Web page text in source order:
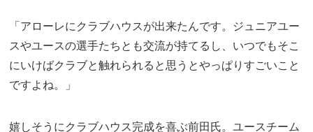
「アローレにクラブハウスが出来たんです。ジュニアユー
スやユースの選手たちとも交流が持てるし、いつでもそこ
にいけばクラブと触れられると思うとやっぱりすごいこと
ですよね。」
嬉しそうにクラブハウス完成を喜ぶ前田氏。ユースチーム